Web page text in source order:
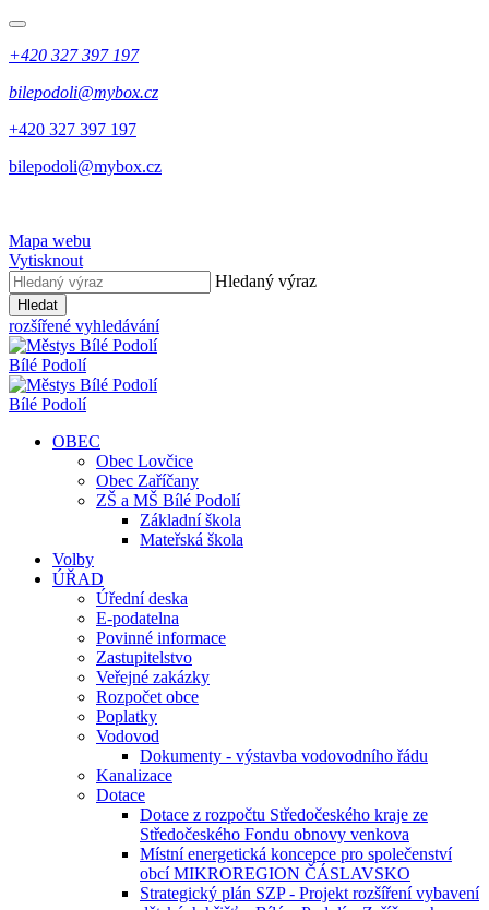
+420 327 397 197
bilepodoli@mybox.cz
+420 327 397 197
bilepodoli@mybox.cz
Mapa webu
Vytisknout
Hledaný výraz
Hledat
rozšířené vyhledávání
Bílé Podolí
Bílé Podolí
OBEC
Obec Lovčice
Obec Zaříčany
ZŠ a MŠ Bílé Podolí
Základní škola
Mateřská škola
Volby
ÚŘAD
Úřední deska
E-podatelna
Povinné informace
Zastupitelstvo
Veřejné zakázky
Rozpočet obce
Poplatky
Vodovod
Dokumenty - výstavba vodovodního řádu
Kanalizace
Dotace
Dotace z rozpočtu Středočeského kraje ze
Středočeského Fondu obnovy venkova
Místní energetická koncepce pro společenství
obcí MIKROREGION ČÁSLAVSKO
Strategický plán SZP - Projekt rozšíření vybavení